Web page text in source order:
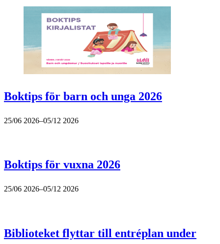
Boktips för barn och unga 2026
25/06 2026–05/12 2026
Boktips för vuxna 2026
25/06 2026–05/12 2026
Biblioteket flyttar till entréplan under